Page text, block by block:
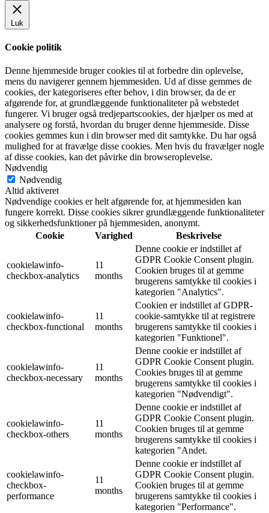
Luk
Cookie politik
Denne hjemmeside bruger cookies til at forbedre din oplevelse,
mens du navigerer gennem hjemmesiden. Ud af disse gemmes de
cookies, der kategoriseres efter behov, i din browser, da de er
afgørende for, at grundlæggende funktionaliteter på webstedet
fungerer. Vi bruger også tredjepartscookies, der hjælper os med at
analysere og forstå, hvordan du bruger denne hjemmeside. Disse
cookies gemmes kun i din browser med dit samtykke. Du har også
mulighed for at fravælge disse cookies. Men hvis du fravælger nogle
af disse cookies, kan det påvirke din browseroplevelse.
Nødvendig
Nødvendig
Altid aktiveret
Nødvendige cookies er helt afgørende for, at hjemmesiden kan
fungere korrekt. Disse cookies sikrer grundlæggende funktionaliteter
og sikkerhedsfunktioner på hjemmesiden, anonymt.
Cookie
Varighed Beskrivelse
cookielawinfo-
checkbox-analytics
11
months
Denne cookie er indstillet af
GDPR Cookie Consent plugin.
Cookien bruges til at gemme
brugerens samtykke til cookies i
kategorien "Analytics".
cookielawinfo-
checkbox-functional
11
months
Cookien er indstillet af GDPR-
cookie-samtykke til at registrere
brugerens samtykke til cookies i
kategorien "Funktionel".
cookielawinfo-
checkbox-necessary
11
months
Denne cookie er indstillet af
GDPR Cookie Consent plugin.
Cookies bruges til at gemme
brugerens samtykke til cookies i
kategorien "Nødvendigt".
cookielawinfo-
checkbox-others
11
months
Denne cookie er indstillet af
GDPR Cookie Consent plugin.
Cookien bruges til at gemme
brugerens samtykke til cookies i
kategorien "Andet.
cookielawinfo-
checkbox-
performance
11
months
Denne cookie er indstillet af
GDPR Cookie Consent plugin.
Cookien bruges til at gemme
brugerens samtykke til cookies i
kategorien "Performance".